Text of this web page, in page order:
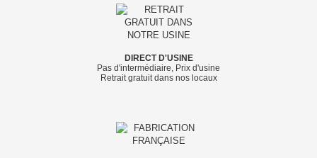
DIRECT D'USINE
Pas d'intermédiaire, Prix d'usine
Retrait gratuit dans nos locaux